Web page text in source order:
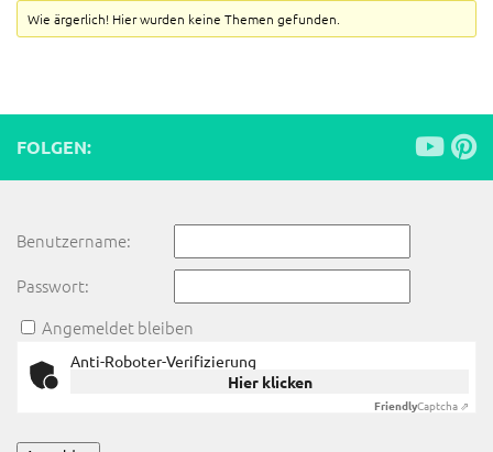
Wie ärgerlich! Hier wurden keine Themen gefunden.
FOLGEN:
Benutzername:
Passwort:
Angemeldet bleiben
Anti-Roboter-Verifizierung
Hier klicken
FriendlyCaptcha ⇗